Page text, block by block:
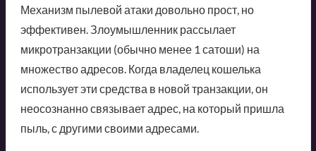
Механизм пылевой атаки довольно прост, но
эффективен. Злоумышленник рассылает
микротранзакции (обычно менее 1 сатоши) на
множество адресов. Когда владелец кошелька
использует эти средства в новой транзакции, он
неосознанно связывает адрес, на который пришла
пыль, с другими своими адресами.